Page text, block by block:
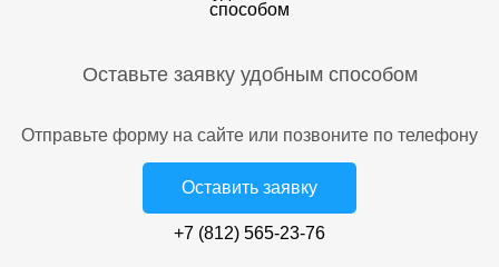
Оставьте заявку удобным способом
Отправьте форму на сайте или позвоните по телефону
Оставить заявку
+7 (812) 565-23-76